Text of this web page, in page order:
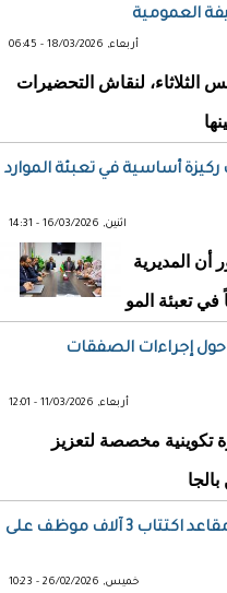
العمومية
أربعاء, 18/03/2026 - 06:45
الثلاثاء، لنقاش التحضيرات
ركيزة أساسية في تعبئة الموارد
اثنين, 16/03/2026 - 14:31
أن المديرية
تعبئة المو
إجراءات الصفقات
أربعاء, 11/03/2026 - 12:01
تكوينية مخصصة لتعزيز
وزيرة الوظيفة العمومية تعلن توزيع مقاعد اكتتاب 3 آلاف موظف على
خميس, 26/02/2026 - 10:23